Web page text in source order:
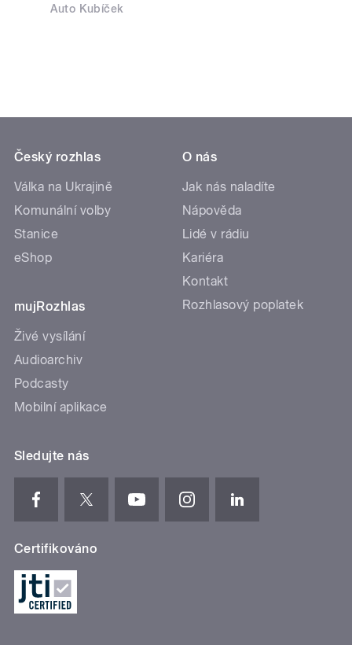
Auto Kubíček
Český rozhlas
Válka na Ukrajině
Komunální volby
Stanice
eShop
mujRozhlas
Živé vysílání
Audioarchiv
Podcasty
Mobilní aplikace
O nás
Jak nás naladíte
Nápověda
Lidé v rádiu
Kariéra
Kontakt
Rozhlasový poplatek
Sledujte nás
Certifikováno